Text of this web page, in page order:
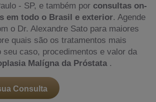
- SP, e também por consultas on-
em todo o Brasil e exterior. Agende
o Dr. Alexandre Sato para maiores
quais são os tratamentos mais
seu caso, procedimentos e valor da
Malígna da Próstata .
Consulta